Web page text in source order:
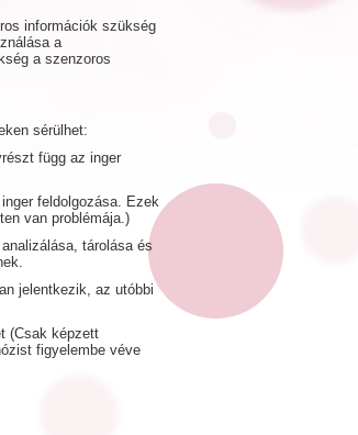
információk szükség
a
a szenzoros
sérülhet:
függ az inger
feldolgozása. Ezek
van problémája.)
tárolása és
jelentkezik, az utóbbi
(Csak képzett
figyelembe véve